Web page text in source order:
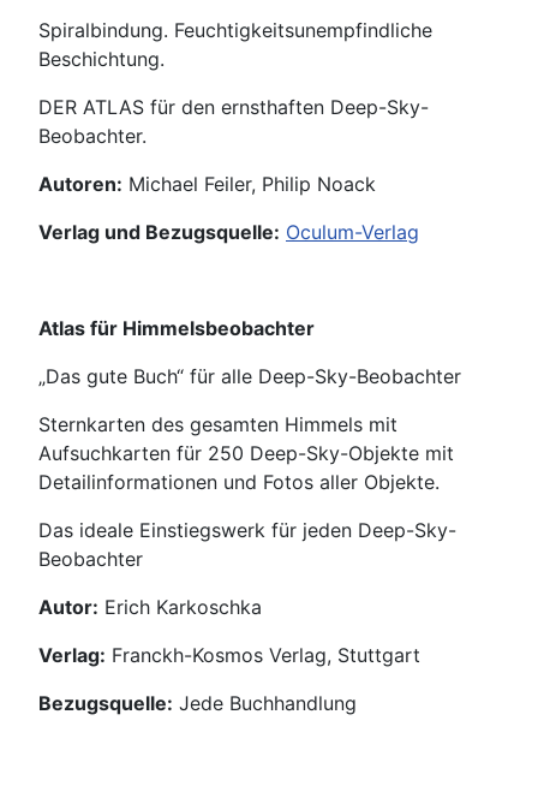
Spiralbindung. Feuchtigkeitsunempfindliche
Beschichtung.
DER ATLAS für den ernsthaften Deep-Sky-
Beobachter.
Autoren: Michael Feiler, Philip Noack
Verlag und Bezugsquelle: Oculum-Verlag
Atlas für Himmelsbeobachter
„Das gute Buch“ für alle Deep-Sky-Beobachter
Sternkarten des gesamten Himmels mit
Aufsuchkarten für 250 Deep-Sky-Objekte mit
Detailinformationen und Fotos aller Objekte.
Das ideale Einstiegswerk für jeden Deep-Sky-
Beobachter
Autor: Erich Karkoschka
Verlag: Franckh-Kosmos Verlag, Stuttgart
Bezugsquelle: Jede Buchhandlung